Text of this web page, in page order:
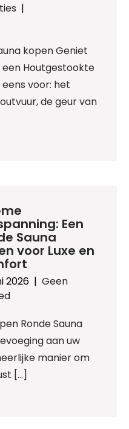
|
kopen Geniet
een Houtgestookte
voor: het
de geur van
Een
Sauna
voor Luxe en
2026 | Geen
Ronde Sauna
aan uw
manier om
[…]